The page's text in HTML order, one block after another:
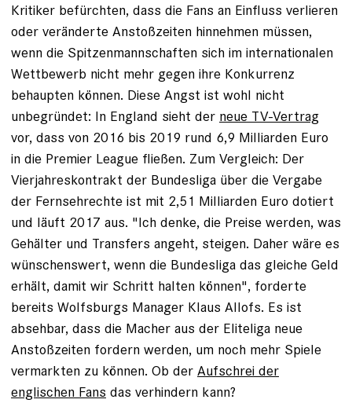
Kritiker befürchten, dass die Fans an Einfluss verlieren
oder veränderte Anstoßzeiten hinnehmen müssen,
wenn die Spitzenmannschaften sich im internationalen
Wettbewerb nicht mehr gegen ihre Konkurrenz
behaupten können. Diese Angst ist wohl nicht
unbegründet: In England sieht der neue TV-Vertrag
vor, dass von 2016 bis 2019 rund 6,9 Milliarden Euro
in die Premier League fließen. Zum Vergleich: Der
Vierjahreskontrakt der Bundesliga über die Vergabe
der Fernsehrechte ist mit 2,51 Milliarden Euro dotiert
und läuft 2017 aus. "Ich denke, die Preise werden, was
Gehälter und Transfers angeht, steigen. Daher wäre es
wünschenswert, wenn die Bundesliga das gleiche Geld
erhält, damit wir Schritt halten können", forderte
bereits Wolfsburgs Manager Klaus Allofs. Es ist
absehbar, dass die Macher aus der Eliteliga neue
Anstoßzeiten fordern werden, um noch mehr Spiele
vermarkten zu können. Ob der Aufschrei der
englischen Fans das verhindern kann?